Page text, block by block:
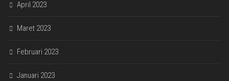
April 2023
Maret 2023
Februari 2023
Januari 2023